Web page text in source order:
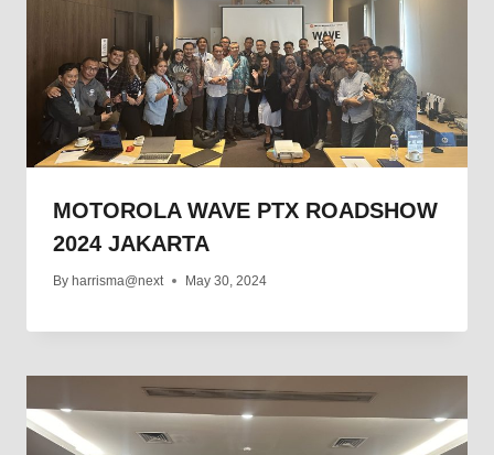
MOTOROLA WAVE PTX ROADSHOW
2024 JAKARTA
By harrisma@next May 30, 2024